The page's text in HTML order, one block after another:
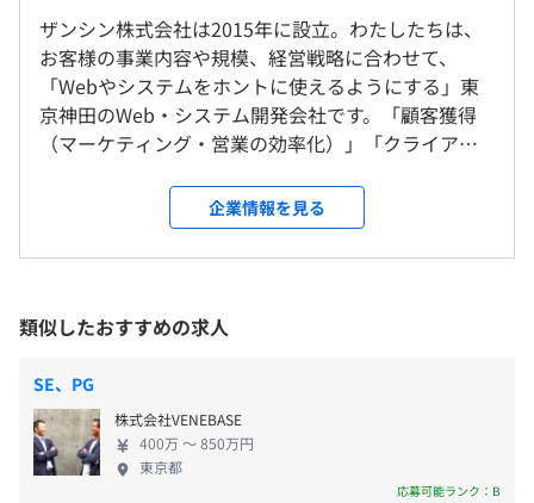
■受託開発
施工管理ツールやライブ中継用のアプリ開発、学会向けの
システム開発など業界・業種は多岐にわたります。
相談の上、お好きなサイズのモニターを支給いたします。
PCのOSは、win/mac のどちらか希望に従います。
・SSD・512GB以上
※PCのこだわりがある方は、自分のPCで作業することも
可能です。
その場合は、PC手当を支給します。
東京都千代田区神田多町2-9-6 田中ビル本館3階31号室
他、会社が指定する場所
＜変更範囲＞
業務の都合により、就業場所の変更を命ずることがある。
受動喫煙防止措置に関する事項
敷地内禁煙／敷地内禁煙（喫煙場所なし）
・「淡路町駅」より徒歩4分
・「小川町駅」より徒歩4分
・「秋葉原駅」より徒歩10分
・完全週休2日制（土・日）
・祝日
・年末年始休暇
・通勤交通費（全額支給）
月）
ザンシン株式会社は2015年に設立。わたしたちは、
お客様の事業内容や規模、経営戦略に合わせて、
「Webやシステムをホントに使えるようにする」東
京神田のWeb・システム開発会社です。「顧客獲得
（マーケティング・営業の効率化）」「クライアン
業務（社内の生産性向上）」の3分野でシステム開発
およびDXコンサルティング事業を展開しています。
多種多様な業界・業種のお客様が抱えるデジタル課
Webマーケティング／アプリ／営業マーケティング
／管理系システム／IoT／新規事業などの幅広いソリ
ューションを、末永く、柔軟に提供することで解決
に導きます。これまでに「ネット記事の盗作検知AIシ
ステムの構築」や「B2Bライブ配信プラットフォー
ム」、「物流仕分けシステムの開発」など、数々の
実績を積み重ねています。 また、お客様のDX化支援
企業情報を見る
類似したおすすめの求人
SE、PG
株式会社VENEBASE
400万 〜 850万円
東京都
応募可能ランク：B